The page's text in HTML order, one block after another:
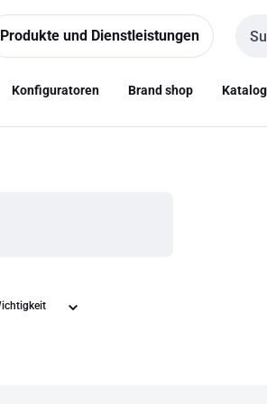
Produkte und Dienstleistungen
Konfiguratoren Brand shop